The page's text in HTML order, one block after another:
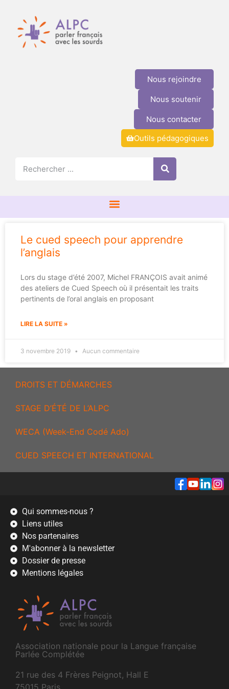
Nous rejoindre
Nous soutenir
Nous contacter
Outils pédagogiques
Le cued speech pour apprendre
l’anglais
Lors du stage d’été 2007, Michel FRANÇOIS avait animé
des ateliers de Cued Speech où il présentait les traits
pertinents de l’oral anglais en proposant
LIRE LA SUITE »
3 novembre 2019 Aucun commentaire
DROITS ET DÉMARCHES
STAGE D’ÉTÉ DE L’ALPC
WECA (Week-End Codé Ado)
CUED SPEECH ET INTERNATIONAL
Association nationale pour la Langue française
Parlée Complétée
21 rue des 4 Frères Peignot, Hall E
75015 Paris
Qui sommes-nous ?
Liens utiles
Nos partenaires
M'abonner à la newsletter
Dossier de presse
Mentions légales